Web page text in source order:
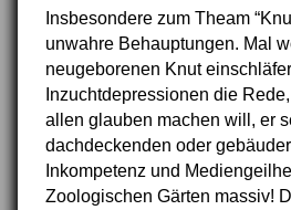
Insbesondere zum Theam
unwahre Behauptungen. Mal
neugeborenen Knut
Inzuchtdepressionen die
allen glauben machen will, er
dachdeckenden oder
Inkompetenz und
Zoologischen Gärten massiv!